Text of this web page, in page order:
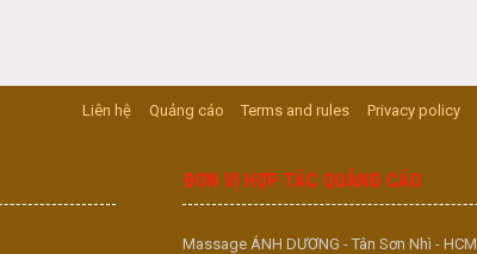
Liên hệ Quảng cáo Terms and rules Privacy policy
ĐƠN VỊ HỢP TÁC QUẢNG CÁO
Massage ÁNH DƯƠNG - Tân Sơn Nhì - HCM